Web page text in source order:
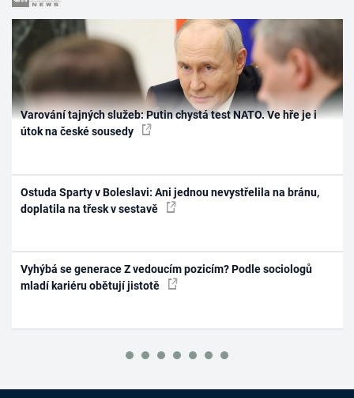
Varování tajných služeb: Putin chystá test NATO. Ve hře je i
útok na české sousedy
Ostuda Sparty v Boleslavi: Ani jednou nevystřelila na bránu,
doplatila na třesk v sestavě
Vyhýbá se generace Z vedoucím pozicím? Podle sociologů
mladí kariéru obětují jistotě